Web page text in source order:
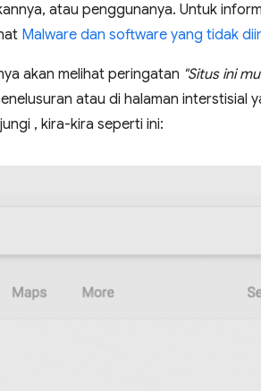
atau penggunanya. Untuk
Malware dan software yang tidak
akan melihat peringatan "Situs ini
atau di halaman interstisial
, kira-kira seperti ini: